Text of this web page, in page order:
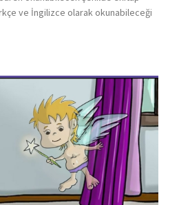
ve İngilizce olarak okunabileceği